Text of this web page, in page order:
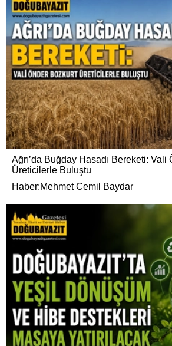
Ağrı’da Buğday Hasadı Bereketi: Vali
Üreticilerle Buluştu
Haber:Mehmet Cemil Baydar